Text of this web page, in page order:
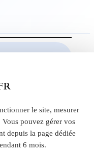
verso mat
: 250 g/m²
– Grammage :
le site, mesurer
pouvez gérer vos
depuis la page dédiée
6 mois.